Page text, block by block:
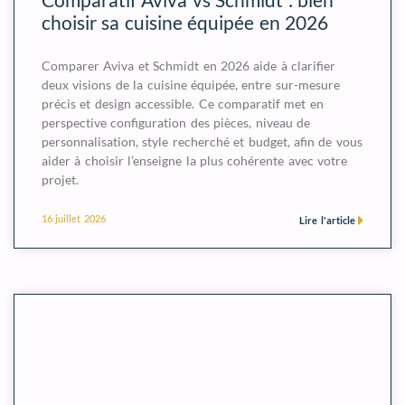
choisir sa cuisine équipée en 2026
Comparer Aviva et Schmidt en 2026 aide à clarifier
deux visions de la cuisine équipée, entre sur-mesure
précis et design accessible. Ce comparatif met en
perspective configuration des pièces, niveau de
personnalisation, style recherché et budget, afin de vous
aider à choisir l’enseigne la plus cohérente avec votre
projet.
Lire l'article
16 juillet 2026